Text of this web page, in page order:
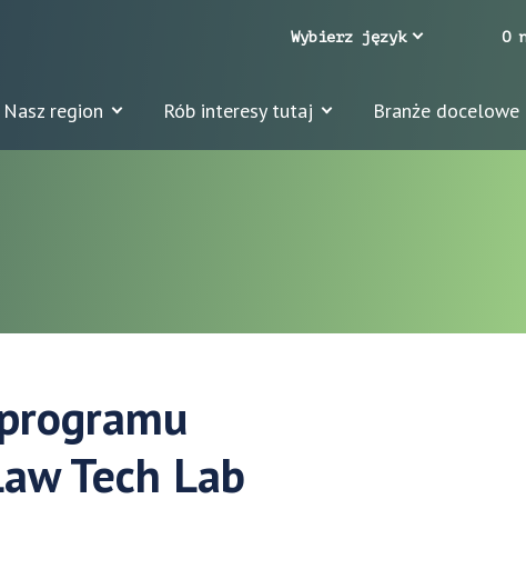
Nasz region Rób interesy tutaj Branże docelowe
O
Wybierz język
Tech Lab